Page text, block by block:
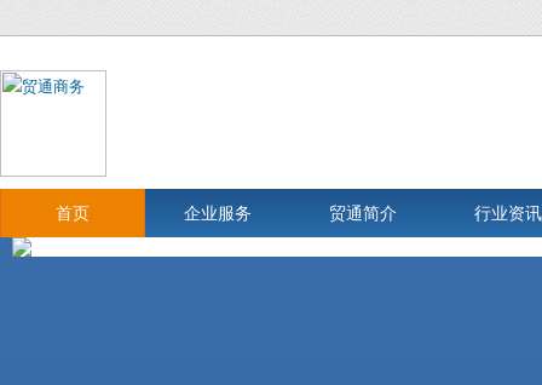
首页 企业服务 贸通简介 行业资讯